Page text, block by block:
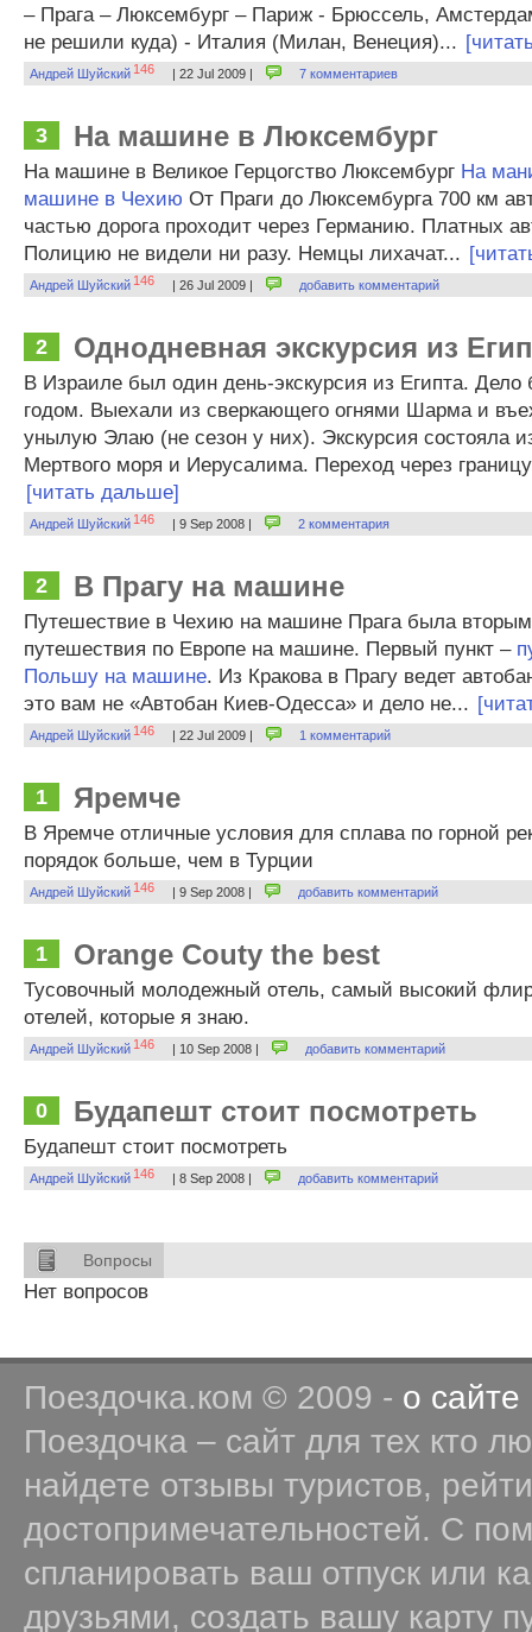
– Прага – Люксембург – Париж - Брюссель,
не решили куда) - Италия (Милан, Венеция)...
Андрей Шуйский 146 | 22 Jul 2009 | 7 комментариев
3 На машине в Люксембург
На машине в Великое Герцогство Люксембург На
машине в Чехию От Праги до Люксембурга 700 км
частью дорога проходит через Германию. Платных
Полицию не видели ни разу. Немцы лихачат...
Андрей Шуйский 146 | 26 Jul 2009 | добавить комментарий
2 Однодневная экскурсия из
В Израиле был один день-экскурсия из Египта.
годом. Выехали из сверкающего огнями Шарма и
унылую Элаю (не сезон у них). Экскурсия состояла
Мертвого моря и Иерусалима. Переход через
[читать дальше]
Андрей Шуйский 146 | 9 Sep 2008 | 2 комментария
2 В Прагу на машине
Путешествие в Чехию на машине Прага была
путешествия по Европе на машине. Первый пункт –
Польшу на машине. Из Кракова в Прагу ведет
это вам не «Автобан Киев-Одесса» и дело не...
Андрей Шуйский 146 | 22 Jul 2009 | 1 комментарий
1 Яремче
В Яремче отличные условия для сплава по горной
порядок больше, чем в Турции
Андрей Шуйский 146 | 9 Sep 2008 | добавить комментарий
1 Orange Couty the best
Тусовочный молодежный отель, самый высокий
отелей, которые я знаю.
Андрей Шуйский 146 | 10 Sep 2008 | добавить комментарий
0 Будапешт стоит посмотреть
Будапешт стоит посмотреть
Андрей Шуйский 146 | 8 Sep 2008 | добавить комментарий
Вопросы
Нет вопросов
Поездочка.ком © 2009 - о сайте
Поездочка – сайт для тех кто
найдете отзывы туристов,
достопримечательностей. С
спланировать ваш отпуск или
друзьями, создать вашу карту